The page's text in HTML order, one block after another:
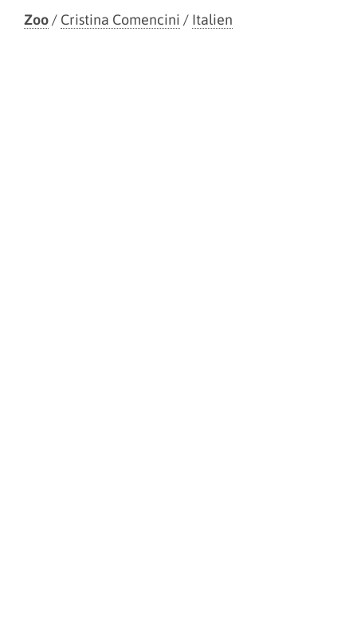
Zoo/ Cristina Comencini / Italien